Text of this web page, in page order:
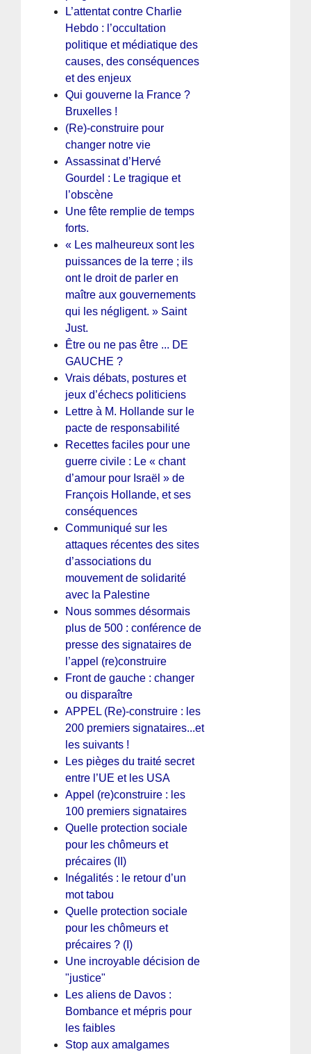
L’attentat contre Charlie
Hebdo : l’occultation
politique et médiatique des
causes, des conséquences
et des enjeux
Qui gouverne la France ?
Bruxelles !
(Re)-construire pour
changer notre vie
Assassinat d’Hervé
Gourdel : Le tragique et
l’obscène
Une fête remplie de temps
forts.
« Les malheureux sont les
puissances de la terre ; ils
ont le droit de parler en
maître aux gouvernements
qui les négligent. » Saint
Just.
Être ou ne pas être ... DE
GAUCHE ?
Vrais débats, postures et
jeux d’échecs politiciens
Lettre à M. Hollande sur le
pacte de responsabilité
Recettes faciles pour une
guerre civile : Le « chant
d’amour pour Israël » de
François Hollande, et ses
conséquences
Communiqué sur les
attaques récentes des sites
d’associations du
mouvement de solidarité
avec la Palestine
Nous sommes désormais
plus de 500 : conférence de
presse des signataires de
l’appel (re)construire
Front de gauche : changer
ou disparaître
APPEL (Re)-construire : les
200 premiers signataires...et
les suivants !
Les pièges du traité secret
entre l’UE et les USA
Appel (re)construire : les
100 premiers signataires
Quelle protection sociale
pour les chômeurs et
précaires (II)
Inégalités : le retour d’un
mot tabou
Quelle protection sociale
pour les chômeurs et
précaires ? (I)
Une incroyable décision de
"justice"
Les aliens de Davos :
Bombance et mépris pour
les faibles
Stop aux amalgames